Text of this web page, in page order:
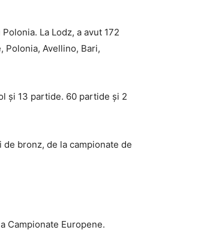
La Lodz, a avut 172
Polonia, Avellino, Bari,
și 13 partide. 60 partide și 2
bronz, de la campionate de
Campionate Europene.